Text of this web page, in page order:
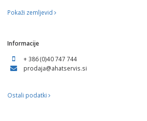
Pokaži zemljevid
Informacije
+ 386 (0)40 747 744
prodaja@ahatservis.si
Ostali podatki